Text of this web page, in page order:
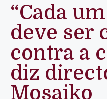
“Cada
deve ser
contra a
diz
Mosaiko